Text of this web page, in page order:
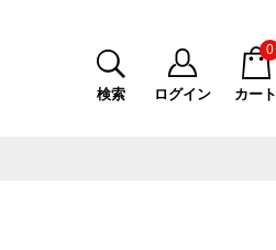
検索 ログイン カート
0